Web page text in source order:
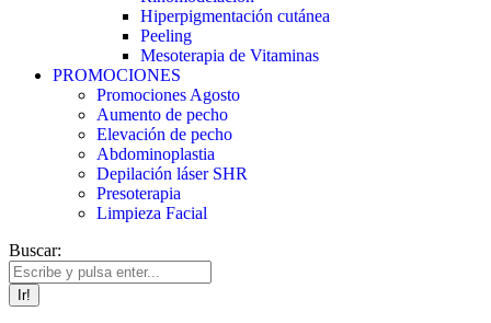
Hiperpigmentación cutánea
Peeling
Mesoterapia de Vitaminas
PROMOCIONES
Promociones Agosto
Aumento de pecho
Elevación de pecho
Abdominoplastia
Depilación láser SHR
Presoterapia
Limpieza Facial
Buscar: